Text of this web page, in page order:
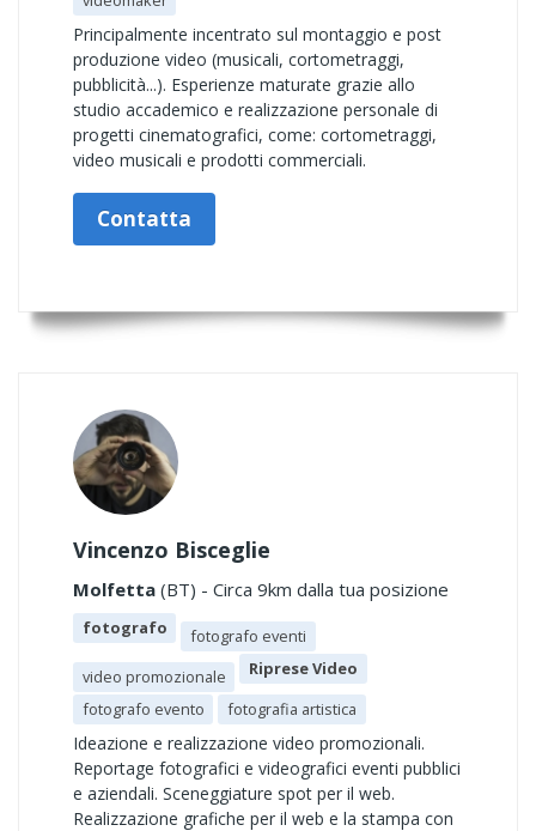
Principalmente incentrato sul montaggio e post
produzione video (musicali, cortometraggi,
pubblicità...). Esperienze maturate grazie allo
studio accademico e realizzazione personale di
progetti cinematografici, come: cortometraggi,
video musicali e prodotti commerciali.
Contatta
Vincenzo Bisceglie
Molfetta (BT) - Circa 9km dalla tua posizione
fotografo
fotografo eventi
video promozionale
Riprese Video
fotografo evento
fotografia artistica
Ideazione e realizzazione video promozionali.
Reportage fotografici e videografici eventi pubblici
e aziendali. Sceneggiature spot per il web.
Realizzazione grafiche per il web e la stampa con